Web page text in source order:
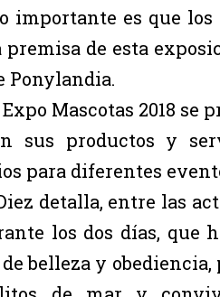
importante es que
premisa de esta
Ponylandia.
Mascotas 2018 se
sus productos y
para diferentes
detalla, entre las
los dos días, que
belleza y